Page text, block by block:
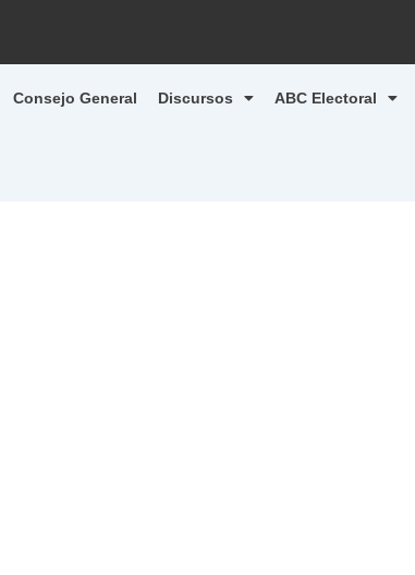
Consejo General Discursos ABC Electoral